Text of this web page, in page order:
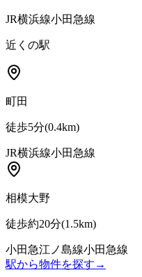
JR横浜線小田急線
近くの駅
町田
徒歩5分(0.4km)
JR横浜線小田急線
相模大野
徒歩約20分(1.5km)
小田急江ノ島線小田急線
駅から物件を探す →